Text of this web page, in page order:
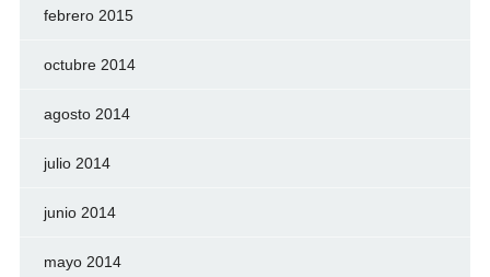
febrero 2015
octubre 2014
agosto 2014
julio 2014
junio 2014
mayo 2014